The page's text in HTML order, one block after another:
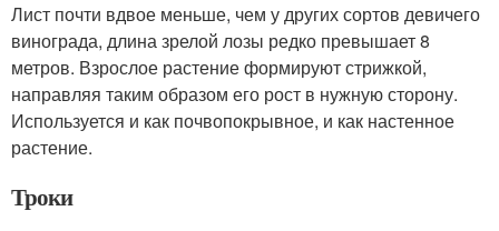
Лист почти вдвое меньше, чем у других сортов девичего
винограда, длина зрелой лозы редко превышает 8
метров. Взрослое растение формируют стрижкой,
направляя таким образом его рост в нужную сторону.
Используется и как почвопокрывное, и как настенное
растение.
Троки